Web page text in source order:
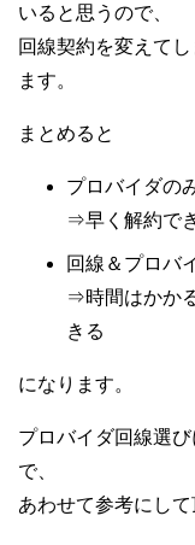
いると思うので、
回線契約を変えて
ます。
まとめると
プロバイダの
⇒早く解約で
回線＆プロバ
⇒時間はかか
きる
になります。
プロバイダ回線選
で、
あわせて参考にして